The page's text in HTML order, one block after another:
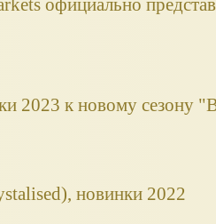
2023 к новому сезону
новинки 2022